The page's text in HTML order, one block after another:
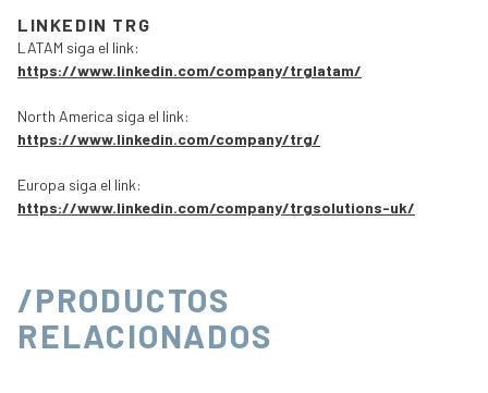
LINKEDIN TRG
LATAM siga el link:
https://www.linkedin.com/company/trglatam/
North America siga el link:
https://www.linkedin.com/company/trg/
Europa siga el link:
https://www.linkedin.com/company/trgsolutions-uk/
/PRODUCTOS
RELACIONADOS